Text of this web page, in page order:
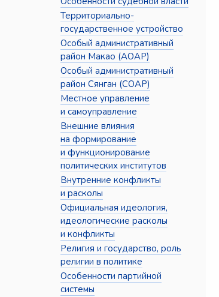
Территориально-
государственное устройство
Особый административный
район Макао (АОАР)
Особый административный
район Сянган (СОАР)
Местное управление
и самоуправление
Внешние влияния
на формирование
и функционирование
политических институтов
Внутренние конфликты
и расколы
Официальная идеология,
идеологические расколы
и конфликты
Религия и государство, роль
религии в политике
Особенности партийной
системы